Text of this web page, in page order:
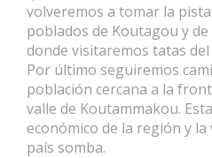
volveremos a tomar la
poblados de Koutagou y
donde visitaremos tatas
Por último seguiremos
población cercana a la
valle de Koutammakou.
económico de la región y
país somba.